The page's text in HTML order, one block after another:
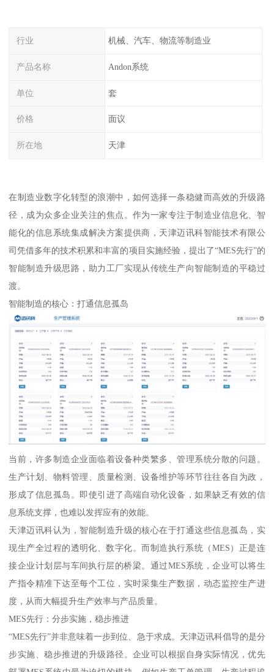
行业 机械、汽车、物流等制造业
产品名称 Andon系统
单位 套
价格 面议
所在地 天津
在制造业数字化转型的浪潮中，如何选择一条稳健而高效的升级路
径，成为众多企业关注的焦点。作为一家专注于制造业信息化、智
能化的信息系统集成解决方案提供商，天津迈讯科智能技术有限公
司凭借多年的技术积累和丰富的项目实施经验，提出了“MES先行”的
智能制造升级思路，助力工厂实现从传统生产向智能制造的平稳过
渡。
智能制造的核心：打通信息孤岛
当前，许多制造企业面临着设备种类繁多、管理系统分散的问题。
生产计划、物料管理、质量检测、设备维护等环节往往各自为政，
形成了信息孤岛。即使引进了高端自动化设备，如果缺乏有效的信
息系统支撑，也难以发挥应有的效能。
天津迈讯科认为，智能制造升级的核心在于打通这些信息孤岛，实
现生产全过程的透明化、数字化。而制造执行系统（MES）正是连
接企业计划层与车间执行层的桥梁。通过MES系统，企业可以将生
产指令精准下达至每个工位，实时采集生产数据，动态监控生产进
度，从而大幅提升生产效率与产品质量。
MES先行：分步实施，稳步推进
“MES先行”并非意味着一步到位、急于求成。天津迈讯科倡导的是分
步实施、稳步推进的升级路径。企业可以根据自身实际情况，优先